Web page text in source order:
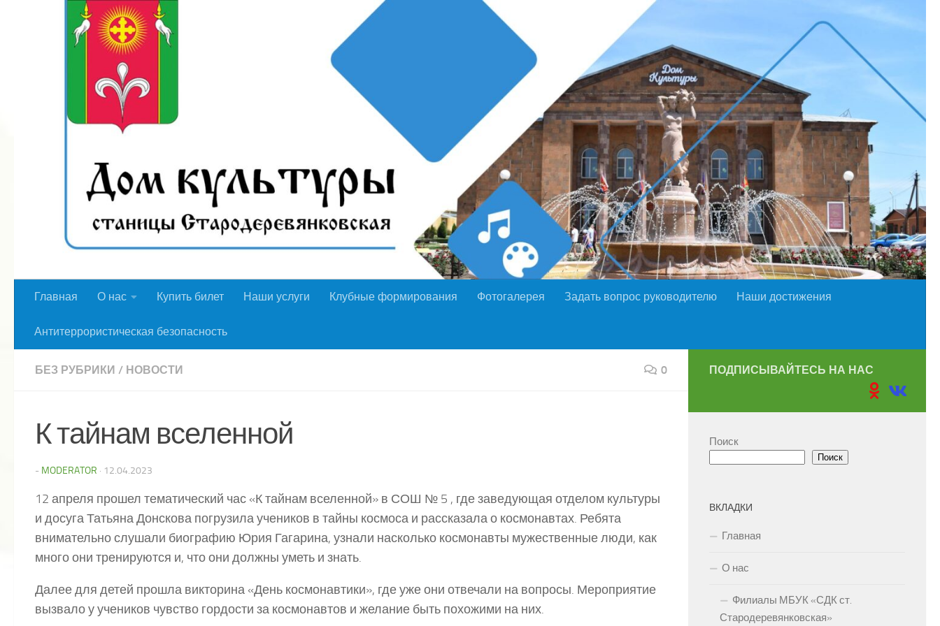
Перейти к содержимому
Главная О нас Купить билет Наши услуги Клубные формирования Фотогалерея Задать вопрос руководителю Наши достижения
Антитеррористическая безопасность
БЕЗ РУБРИКИ / НОВОСТИ 0
К тайнам вселенной
- MODERATOR · 12.04.2023
12 апреля прошел тематический час «К тайнам вселенной» в СОШ № 5 , где заведующая отделом культуры
и досуга Татьяна Донскова погрузила учеников в тайны космоса и рассказала о космонавтах. Ребята
внимательно слушали биографию Юрия Гагарина, узнали насколько космонавты мужественные люди, как
много они тренируются и, что они должны уметь и знать.
Далее для детей прошла викторина «День космонавтики», где уже они отвечали на вопросы. Мероприятие
вызвало у учеников чувство гордости за космонавтов и желание быть похожими на них.
ПОДПИСЫВАЙТЕСЬ НА НАС
Поиск
Поиск
ВКЛАДКИ
Главная
О нас
Филиалы МБУК «СДК ст.
Стародеревянковская»